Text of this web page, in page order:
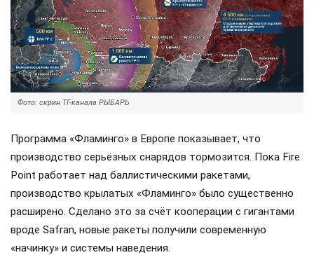
Фото: скрин ТГ-канала РЫБАРЬ
Программа «Фламинго» в Европе показывает, что
производство серьёзных снарядов тормозится. Пока Fire
Point работает над баллистическими ракетами,
производство крылатых «Фламинго» было существенно
расширено. Сделано это за счёт кооперации с гигантами
вроде Safran, новые ракеты получили современную
«начинку» и системы наведения.